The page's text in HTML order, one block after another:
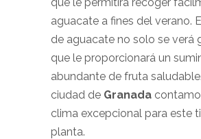
aguacate a fines del verano.
de aguacate no solo se verá
que le proporcionará un
abundante de fruta
ciudad de Granada
clima excepcional para este
planta.